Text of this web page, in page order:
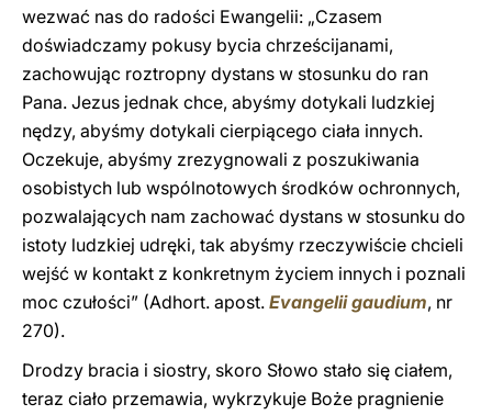
wezwać nas do radości Ewangelii: „Czasem
doświadczamy pokusy bycia chrześcijanami,
zachowując roztropny dystans w stosunku do ran
Pana. Jezus jednak chce, abyśmy dotykali ludzkiej
nędzy, abyśmy dotykali cierpiącego ciała innych.
Oczekuje, abyśmy zrezygnowali z poszukiwania
osobistych lub wspólnotowych środków ochronnych,
pozwalających nam zachować dystans w stosunku do
istoty ludzkiej udręki, tak abyśmy rzeczywiście chcieli
wejść w kontakt z konkretnym życiem innych i poznali
moc czułości” (Adhort. apost. Evangelii gaudium, nr
270).
Drodzy bracia i siostry, skoro Słowo stało się ciałem,
teraz ciało przemawia, wykrzykuje Boże pragnienie